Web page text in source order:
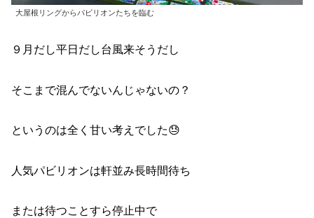
大屋根リングからパビリオンたちを臨む
９月だし平日だし台風来そうだし
そこまで混んでないんじゃないの？
というのは全く甘い考えでした😓
人気パビリオンは軒並み長時間待ち
または待つことすら停止中で